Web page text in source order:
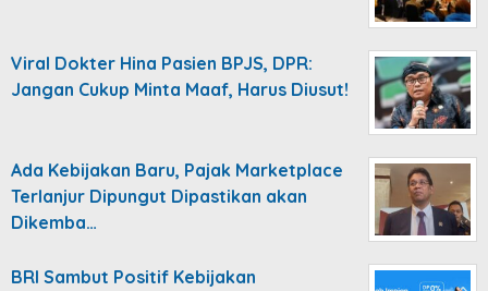
Viral Dokter Hina Pasien BPJS, DPR:
Jangan Cukup Minta Maaf, Harus Diusut!
Ada Kebijakan Baru, Pajak Marketplace
Terlanjur Dipungut Dipastikan akan
Dikemba…
BRI Sambut Positif Kebijakan